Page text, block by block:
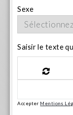
Sexe
Saisir le texte
Accepter Mentions